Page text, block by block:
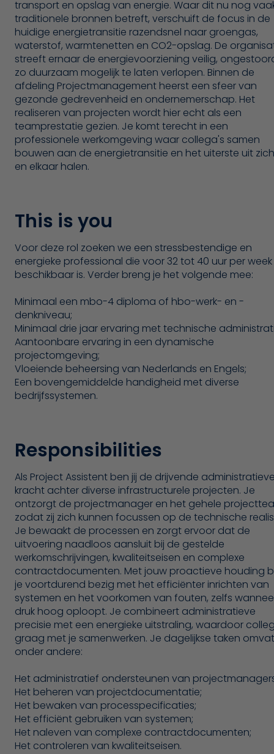
transport en opslag van energie. Waar dit nu nog
traditionele bronnen betreft, verschuift de focus in de
huidige energietransitie razendsnel naar groengas,
waterstof, warmtenetten en CO2-opslag. De
streeft ernaar de energievoorziening veilig,
zo duurzaam mogelijk te laten verlopen. Binnen de
afdeling Projectmanagement heerst een sfeer van
gezonde gedrevenheid en ondernemerschap. Het
realiseren van projecten wordt hier echt als een
teamprestatie gezien. Je komt terecht in een
professionele werkomgeving waar collega's samen
bouwen aan de energietransitie en het uiterste uit
en elkaar halen.
This is you
Voor deze rol zoeken we een stressbestendige en
energieke professional die voor 32 tot 40 uur per week
beschikbaar is. Verder breng je het volgende mee:
Minimaal een mbo-4 diploma of hbo-werk- en -
denkniveau;
Minimaal drie jaar ervaring met technische
Aantoonbare ervaring in een dynamische
projectomgeving;
Vloeiende beheersing van Nederlands en Engels;
Een bovengemiddelde handigheid met diverse
bedrijfssystemen.
Responsibilities
Als Project Assistent ben jij de drijvende
kracht achter diverse infrastructurele projecten. Je
ontzorgt de projectmanager en het gehele
zodat zij zich kunnen focussen op de technische
Je bewaakt de processen en zorgt ervoor dat de
uitvoering naadloos aansluit bij de gestelde
werkomschrijvingen, kwaliteitseisen en complexe
contractdocumenten. Met jouw proactieve houding
je voortdurend bezig met het efficiënter inrichten van
systemen en het voorkomen van fouten, zelfs
druk hoog oploopt. Je combineert administratieve
precisie met een energieke uitstraling, waardoor
graag met je samenwerken. Je dagelijkse taken
onder andere:
Het administratief ondersteunen van
Het beheren van projectdocumentatie;
Het bewaken van processpecificaties;
Het efficiënt gebruiken van systemen;
Het naleven van complexe contractdocumenten;
Het controleren van kwaliteitseisen.